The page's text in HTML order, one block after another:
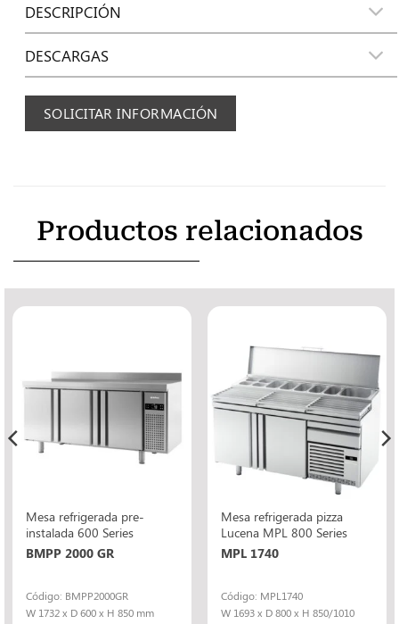
DESCRIPCIÓN
DESCARGAS
SOLICITAR INFORMACIÓN
Productos relacionados
Mesa refrigerada pre-
instalada 600 Series
BMPP 2000 GR
Código: BMPP2000GR
W 1732 x D 600 x H 850 mm
Mesa refrigerada pizza
Lucena MPL 800 Series
MPL 1740
Código: MPL1740
W 1693 x D 800 x H 850/1010